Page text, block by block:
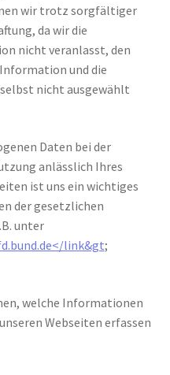
wir trotz sorgfältiger
da wir die
nicht veranlasst, den
und die
nicht ausgewählt
Daten bei der
anlässlich Ihres
ist uns ein wichtiges
der gesetzlichen
unter
link&gt;
welche Informationen
Webseiten erfassen